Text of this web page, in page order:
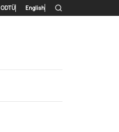
İkincil menü
ODTÜ English